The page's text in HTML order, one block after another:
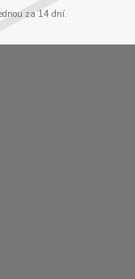
za 14 dní.